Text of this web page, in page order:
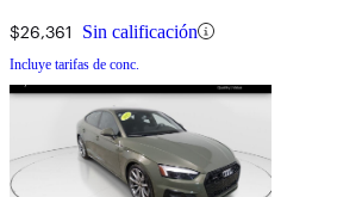
$26,361 Sin calificación
Incluye tarifas de conc.